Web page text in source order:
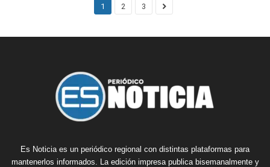
1 2 3
Es Noticia es un periódico regional con distintas plataformas para
mantenerlos informados. La edición impresa publica bisemanalmente y